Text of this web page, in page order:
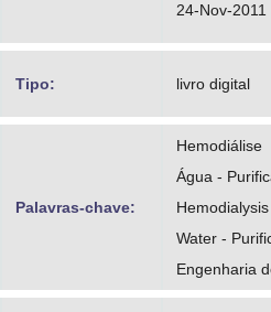
24-Nov-2011
Tipo: livro digital
Palavras-chave:
Hemodiálise
Água -
Hemodialysis
Water -
Engenharia